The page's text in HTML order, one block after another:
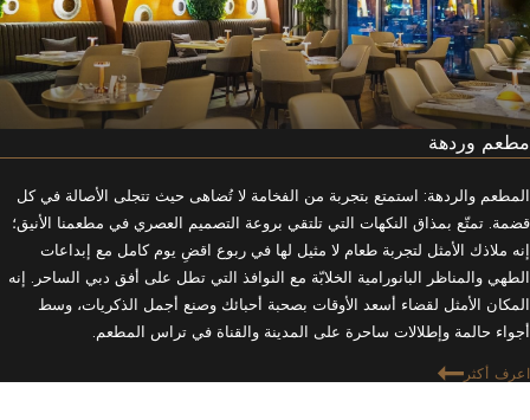
مطعم وردهة
المطعم والردهة: استمتع بتجربة من الفخامة لا تُضاهى حيث تتجلى الأصالة في كل
قضمة. تمتّع بمذاق النكهات التي تلتقي بروعة التصميم العصري في مطعمنا الأنيق؛
إنه ملاذك الأمثل لتجربة طعام لا مثيل لها في ربوع اقضِ يوم كامل مع إبداعات
الطهي والمناظر البانورامية الخلابّة مع النوافذ التي تطل على أفق دبي الساحر. إنه
المكان الأمثل لقضاء أسعد الأوقات بصحبة أحبائك وصنع أجمل الذكريات، وسط
أجواء حالمة وإطلالات ساحرة على المدينة والقناة في تراس المطعم.
اعرف أكثر